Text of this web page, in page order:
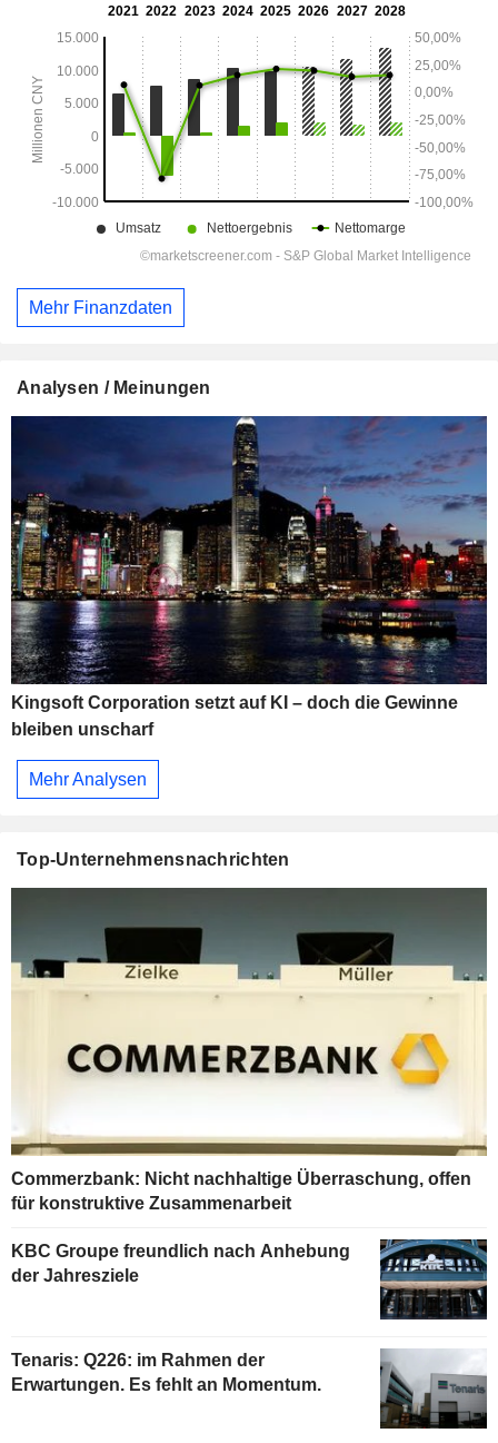
Mehr Finanzdaten
Analysen / Meinungen
Kingsoft Corporation setzt auf KI – doch die Gewinne
bleiben unscharf
Mehr Analysen
Top-Unternehmensnachrichten
Commerzbank: Nicht nachhaltige Überraschung, offen
für konstruktive Zusammenarbeit
KBC Groupe freundlich nach Anhebung
der Jahresziele
Tenaris: Q226: im Rahmen der
Erwartungen. Es fehlt an Momentum.